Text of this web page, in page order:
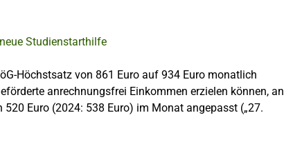
Höchstsatz von 861 Euro auf 934 Euro monatlich
anrechnungsfrei Einkommen erzielen können, an
Euro (2024: 538 Euro) im Monat angepasst („27.